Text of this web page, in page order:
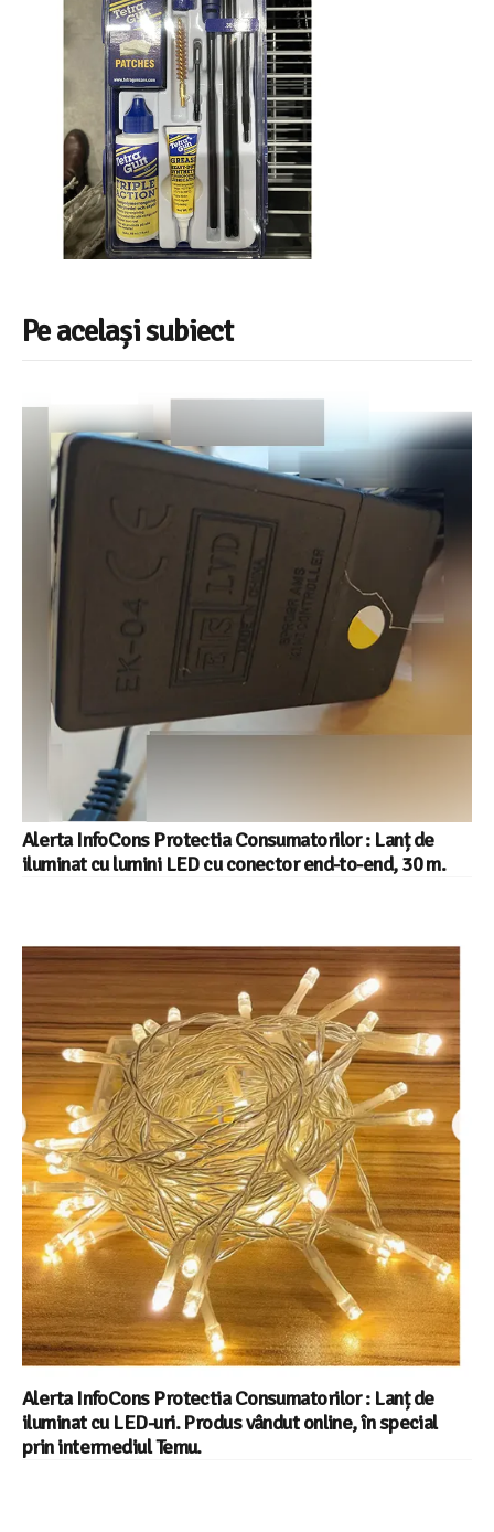
Pe același subiect
Alerta InfoCons Protectia Consumatorilor : Lanț de
iluminat cu lumini LED cu conector end-to-end, 30 m.
Alerta InfoCons Protectia Consumatorilor : Lanț de
iluminat cu LED-uri. Produs vândut online, în special
prin intermediul Temu.